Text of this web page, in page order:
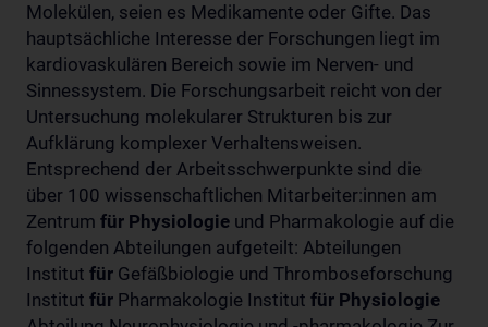
Molekülen, seien es Medikamente oder Gifte. Das
hauptsächliche Interesse der Forschungen liegt im
kardiovaskulären Bereich sowie im Nerven- und
Sinnessystem. Die Forschungsarbeit reicht von der
Untersuchung molekularer Strukturen bis zur
Aufklärung komplexer Verhaltensweisen.
Entsprechend der Arbeitsschwerpunkte sind die
über 100 wissenschaftlichen Mitarbeiter:innen am
Zentrum für Physiologie und Pharmakologie auf die
folgenden Abteilungen aufgeteilt: Abteilungen
Institut für Gefäßbiologie und Thromboseforschung
Institut für Pharmakologie Institut für Physiologie